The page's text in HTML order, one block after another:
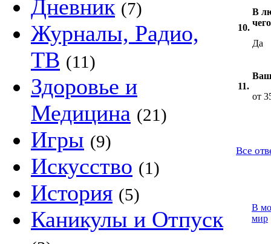
Дневник (7)
Журналы, Радио,
ТВ (11)
Здоровье и
Медицина (21)
Игры (9)
Искусство (1)
История (5)
Каникулы и Отпуск
10.
В
Да
11.
Ваш
от
Все
В
мир